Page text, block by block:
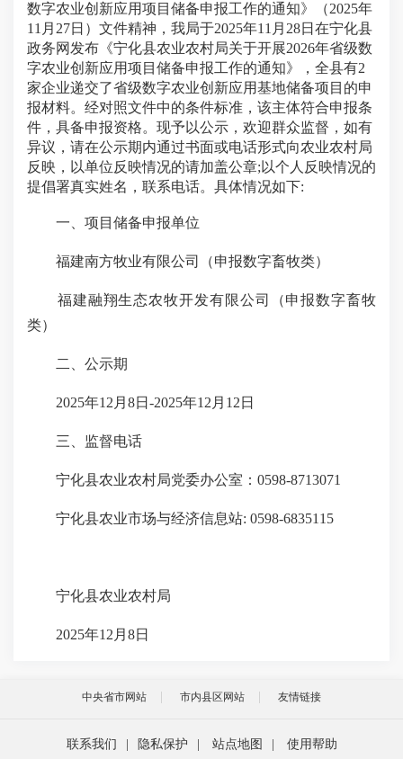
数字农业创新应用项目储备申报工作的通知》（2025年
11月27日）文件精神，我局于2025年11月28日在宁化县
政务网发布《宁化县农业农村局关于开展2026年省级数
字农业创新应用项目储备申报工作的通知》，全县有2
家企业递交了省级数字农业创新应用基地储备项目的申
报材料。经对照文件中的条件标准，该主体符合申报条
件，具备申报资格。现予以公示，欢迎群众监督，如有
异议，请在公示期内通过书面或电话形式向农业农村局
反映，以单位反映情况的请加盖公章;以个人反映情况的
提倡署真实姓名，联系电话。具体情况如下:
一、项目储备申报单位
福建南方牧业有限公司（申报数字畜牧类）
福建融翔生态农牧开发有限公司（申报数字畜牧
类）
二、公示期
2025年12月8日-2025年12月12日
三、监督电话
宁化县农业农村局党委办公室：0598-8713071
宁化县农业市场与经济信息站: 0598-6835115
宁化县农业农村局
2025年12月8日
中央省市网站 市内县区网站 友情链接
联系我们 隐私保护 站点地图 使用帮助